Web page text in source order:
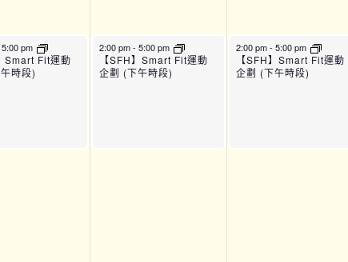
5:00 pm
Smart Fit運動
時段)
2:00 pm-5:00 pm
【SFH】Smart Fit運動
企劃 (下午時段)
2:00 pm- 5:00 pm
【SFH】Smart Fit運動
企劃 (下午時段)